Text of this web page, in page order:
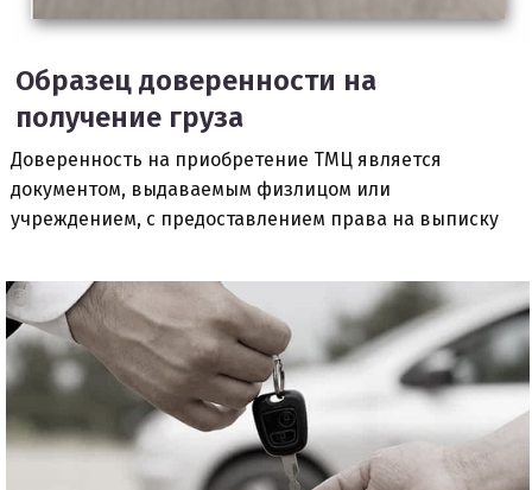
Образец доверенности на
получение груза
Доверенность на приобретение ТМЦ является
документом, выдаваемым физлицом или
учреждением, с предоставлением права на выписку